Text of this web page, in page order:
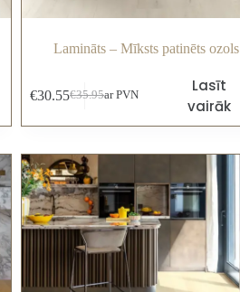
Lamināts – Mīksts patinēts ozols
€35.95
€30.55 ar PVN
Lasīt
vairāk